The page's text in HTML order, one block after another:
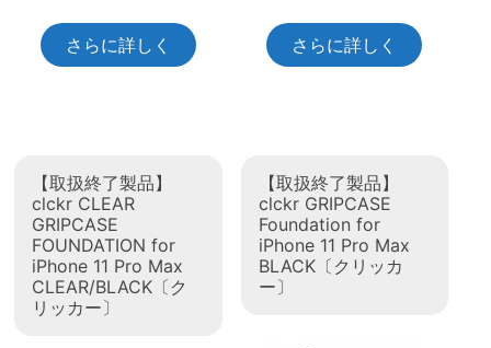
さらに詳しく さらに詳しく
【取扱終了製品】
clckr CLEAR
GRIPCASE
FOUNDATION for
iPhone 11 Pro Max
CLEAR/BLACK〔ク
リッカー〕
【取扱終了製品】
clckr GRIPCASE
Foundation for
iPhone 11 Pro Max
BLACK〔クリッカ
ー〕